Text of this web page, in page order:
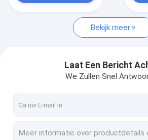
roestvrij staal vierkante buis
Roestvrij staal Rechthoekige Buis
Bekijk meer
Laat Een Bericht
We Zullen Snel